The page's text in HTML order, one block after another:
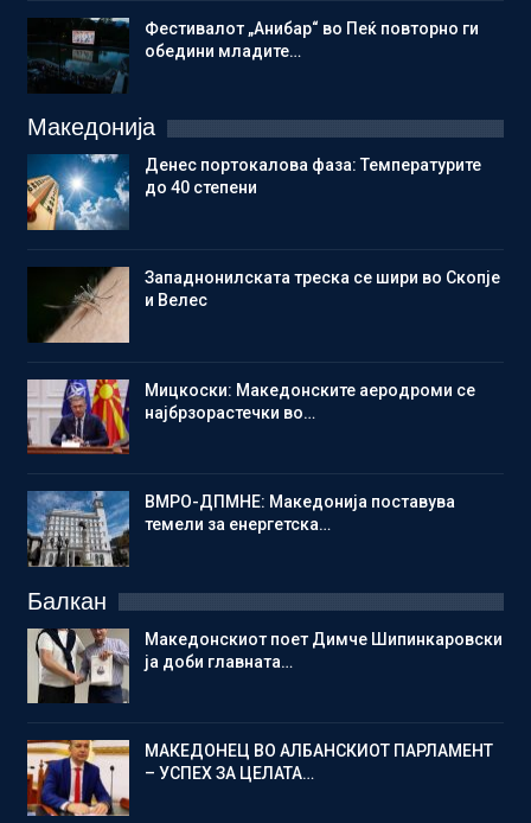
Фестивалот „Анибар“ во Пеќ повторно ги
обедини младите…
Македонија
Денес портокалова фаза: Температурите
до 40 степени
Западнонилската треска се шири во Скопје
и Велес
Мицкоски: Македонските аеродроми се
најбрзорастечки во…
ВМРО-ДПМНЕ: Македонија поставува
темели за енергетска…
Балкан
Македонскиот поет Димче Шипинкаровски
ја доби главната…
МАКЕДОНЕЦ ВО АЛБАНСКИОТ ПАРЛАМЕНТ
– УСПЕХ ЗА ЦЕЛАТА…